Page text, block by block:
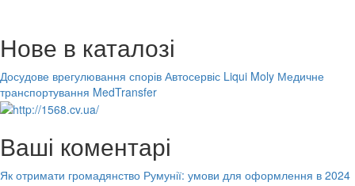
Нове в каталозі
Досудове врегулювання спорів Автосервіс Liqui Moly Медичне
транспортування MedTransfer
Ваші коментарі
Як отримати громадянство Румунії: умови для оформлення в 2024